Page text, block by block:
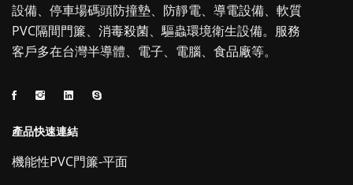
設備、停車場碼頭防撞墊、防靜電、導電設備、軟質
PVC隔間門簾、消毒殺菌、驅蟲環境衛生設備。服務
客戶多在台灣半導體、電子、電腦、食品廠等。
產品快速連結
機能性PVC門簾-平面